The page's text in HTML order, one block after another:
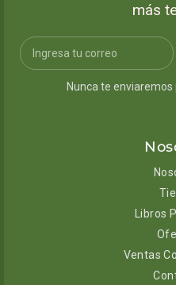
más
Nunca te enviaremos
Libros
Ventas